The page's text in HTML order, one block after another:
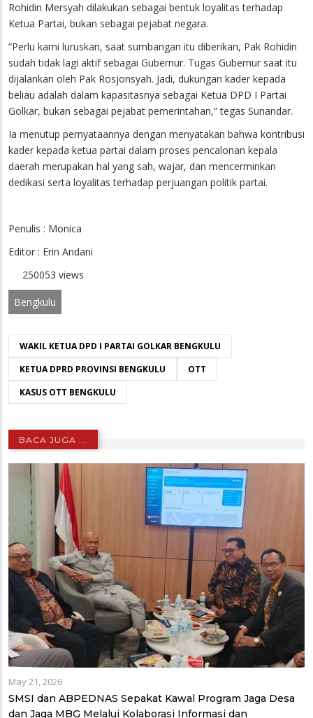
Rohidin Mersyah dilakukan sebagai bentuk loyalitas terhadap
Ketua Partai, bukan sebagai pejabat negara.
“Perlu kami luruskan, saat sumbangan itu diberikan, Pak Rohidin
sudah tidak lagi aktif sebagai Gubernur. Tugas Gubernur saat itu
dijalankan oleh Pak Rosjonsyah. Jadi, dukungan kader kepada
beliau adalah dalam kapasitasnya sebagai Ketua DPD I Partai
Golkar, bukan sebagai pejabat pemerintahan,” tegas Sunandar.
Ia menutup pernyataannya dengan menyatakan bahwa kontribusi
kader kepada ketua partai dalam proses pencalonan kepala
daerah merupakan hal yang sah, wajar, dan mencerminkan
dedikasi serta loyalitas terhadap perjuangan politik partai.
Penulis : Monica
Editor : Erin Andani
250053 views
Bengkulu
WAKIL KETUA DPD I PARTAI GOLKAR BENGKULU
KETUA DPRD PROVINSI BENGKULU
OTT
KASUS OTT BENGKULU
BACA JUGA ...
May 21, 2026
SMSI dan ABPEDNAS Sepakat Kawal Program Jaga Desa
dan Jaga MBG Melalui Kolaborasi Informasi dan